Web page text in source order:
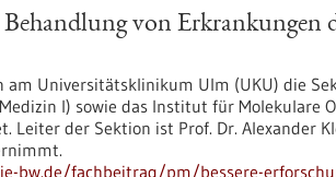
Behandlung von Erkrankungen
am Universitätsklinikum Ulm (UKU) die
I) sowie das Institut für Molekulare
Leiter der Sektion ist Prof. Dr. Alexander
bw.de/fachbeitrag/pm/bessere-